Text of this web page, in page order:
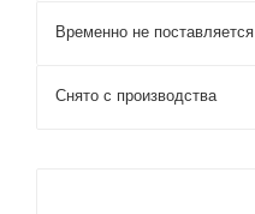
Временно не поставляется
Снято с производства